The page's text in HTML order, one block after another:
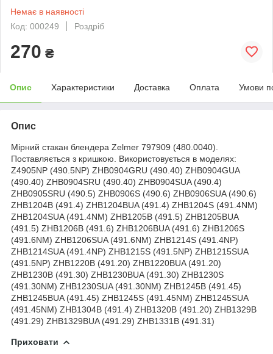
Немає в наявності
Код: 000249
Роздріб
270 ₴
Опис Характеристики Доставка Оплата Умови
Опис
Мірний стакан блендера Zelmer 797909 (480.0040).
Поставляється з кришкою. Використовується в моделях:
Z4905NP (490.5NP) ZHB0904GRU (490.40) ZHB0904GUA
(490.40) ZHB0904SRU (490.40) ZHB0904SUA (490.4)
ZHB0905SRU (490.5) ZHB0906S (490.6) ZHB0906SUA (490.6)
ZHB1204B (491.4) ZHB1204BUA (491.4) ZHB1204S (491.4NM)
ZHB1204SUA (491.4NM) ZHB1205B (491.5) ZHB1205BUA
(491.5) ZHB1206B (491.6) ZHB1206BUA (491.6) ZHB1206S
(491.6NM) ZHB1206SUA (491.6NM) ZHB1214S (491.4NP)
ZHB1214SUA (491.4NP) ZHB1215S (491.5NP) ZHB1215SUA
(491.5NP) ZHB1220B (491.20) ZHB1220BUA (491.20)
ZHB1230B (491.30) ZHB1230BUA (491.30) ZHB1230S
(491.30NM) ZHB1230SUA (491.30NM) ZHB1245B (491.45)
ZHB1245BUA (491.45) ZHB1245S (491.45NM) ZHB1245SUA
(491.45NM) ZHB1304B (491.4) ZHB1320B (491.20) ZHB1329B
(491.29) ZHB1329BUA (491.29) ZHB1331B (491.31)
Приховати